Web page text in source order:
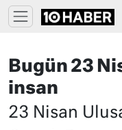
Bugün 23
insan
23 Nisan